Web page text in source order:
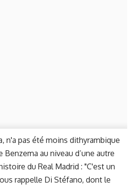
n'a pas été moins dithyrambique
Benzema au niveau d’une autre
du Real Madrid : "C'est un
rappelle Di Stéfano, dont le